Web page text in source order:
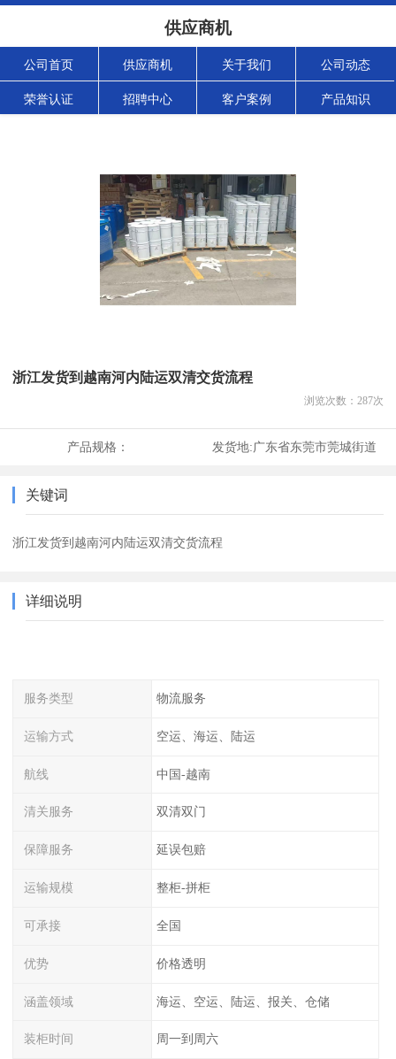
供应商机
公司首页 供应商机 关于我们 公司动态
荣誉认证 招聘中心 客户案例 产品知识
浙江发货到越南河内陆运双清交货流程
浏览次数： 287次
产品规格： 发货地:广东省东莞市莞城街道
关键词
浙江发货到越南河内陆运双清交货流程
详细说明
服务类型 物流服务
运输方式 空运、海运、陆运
航线 中国-越南
清关服务 双清双门
保障服务 延误包赔
运输规模 整柜-拼柜
可承接 全国
优势 价格透明
涵盖领域 海运、空运、陆运、报关、仓储
装柜时间 周一到周六